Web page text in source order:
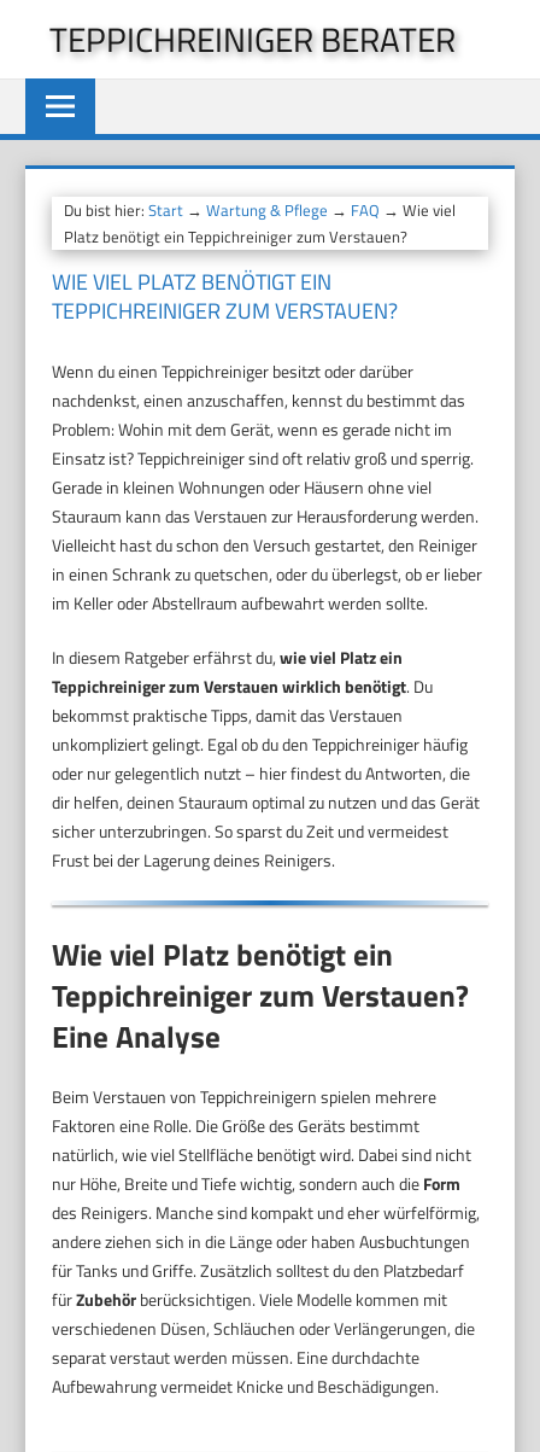
springen
TEPPICHREINIGER BERATER
Du bist hier:Start →Wartung & Pflege → FAQ → Wie viel
Platz benötigt ein Teppichreiniger zum Verstauen?
WIE VIEL PLATZ BENÖTIGT EIN
TEPPICHREINIGER ZUM VERSTAUEN?
Wenn du einen Teppichreiniger besitzt oder darüber
nachdenkst, einen anzuschaffen, kennst du bestimmt das
Problem: Wohin mit dem Gerät, wenn es gerade nicht im
Einsatz ist? Teppichreiniger sind oft relativ groß und sperrig.
Gerade in kleinen Wohnungen oder Häusern ohne viel
Stauraum kann das Verstauen zur Herausforderung werden.
Vielleicht hast du schon den Versuch gestartet, den Reiniger
in einen Schrank zu quetschen, oder du überlegst, ob er lieber
im Keller oder Abstellraum aufbewahrt werden sollte.
In diesem Ratgeber erfährst du,wie viel Platz ein
Teppichreiniger zum Verstauen wirklich benötigt. Du
bekommst praktische Tipps, damit das Verstauen
unkompliziert gelingt. Egal ob du den Teppichreiniger häufig
oder nur gelegentlich nutzt – hier findest du Antworten, die
dir helfen, deinen Stauraum optimal zu nutzen und das Gerät
sicher unterzubringen. So sparst du Zeit und vermeidest
Frust bei der Lagerung deines Reinigers.
Wie viel Platz benötigt ein
Teppichreiniger zum Verstauen?
Eine Analyse
Beim Verstauen von Teppichreinigern spielen mehrere
Faktoren eine Rolle. Die Größe des Geräts bestimmt
natürlich, wie viel Stellfläche benötigt wird. Dabei sind nicht
nur Höhe, Breite und Tiefe wichtig, sondern auch dieForm
des Reinigers. Manche sind kompakt und eher würfelförmig,
andere ziehen sich in die Länge oder haben Ausbuchtungen
für Tanks und Griffe. Zusätzlich solltest du den Platzbedarf
fürZubehörberücksichtigen. Viele Modelle kommen mit
verschiedenen Düsen, Schläuchen oder Verlängerungen, die
separat verstaut werden müssen. Eine durchdachte
Aufbewahrung vermeidet Knicke und Beschädigungen.